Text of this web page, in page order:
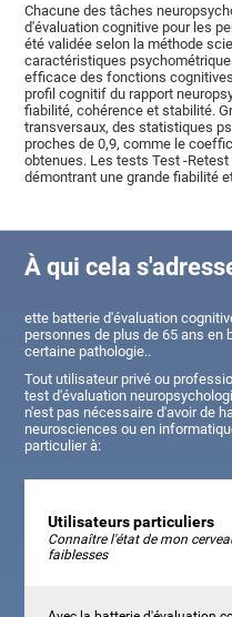
Chacune des tâches
d'évaluation cognitive pour les
été validée selon la méthode
caractéristiques
efficace des fonctions
profil cognitif du rapport
fiabilité, cohérence et stabilité.
transversaux, des statistiques
proches de 0,9, comme le
obtenues. Les tests Test -
démontrant une grande fiabilité
À qui cela
ette batterie d'évaluation
personnes de plus de 65 ans en
certaine pathologie..
Tout utilisateur privé ou
test d'évaluation
n'est pas nécessaire d'avoir de
neurosciences ou en
particulier à:
Utilisateurs particuliers
Connaître l'état de mon
faiblesses